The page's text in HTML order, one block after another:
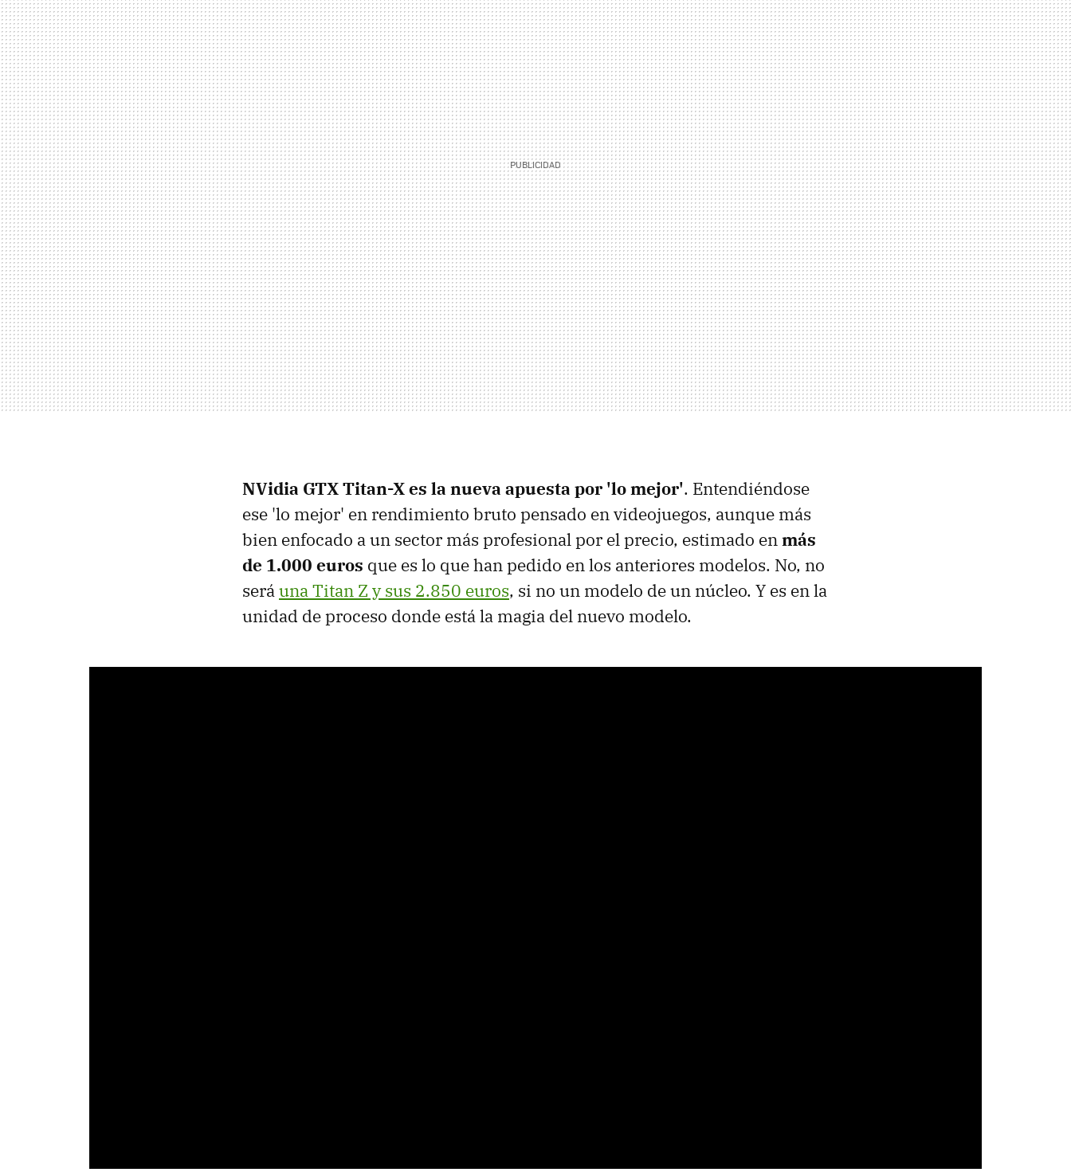
NVidia GTX Titan-X es la nueva apuesta por 'lo mejor'. Entendiéndose
ese 'lo mejor' en rendimiento bruto pensado en videojuegos, aunque más
bien enfocado a un sector más profesional por el precio, estimado enmás
de 1.000 euros que es lo que han pedido en los anteriores modelos. No, no
seráuna Titan Z y sus 2.850 euros, si no un modelo de un núcleo. Y es en la
unidad de proceso donde está la magia del nuevo modelo.